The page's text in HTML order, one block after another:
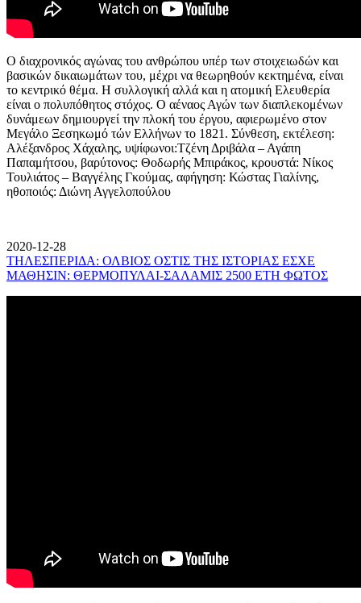
Ο διαχρονικός αγώνας του ανθρώπου υπέρ των στοιχειωδών και
βασικών δικαιωμάτων του, μέχρι να θεωρηθούν κεκτημένα, είναι
το κεντρικό θέμα. Η συλλογική αλλά και η ατομική Ελευθερία
είναι ο πολυπόθητος στόχος. Ο αέναος Αγών των διαπλεκομένων
δυνάμεων δημιουργεί την πλοκή του έργου, αφιερωμένο στον
Μεγάλο Ξεσηκωμό τών Ελλήνων το 1821. Σύνθεση, εκτέλεση:
Αλέξανδρος Χάχαλης, υψίφωνοι:Τζένη Δριβάλα – Αγάπη
Παπαμήτσου, βαρύτονος: Θοδωρής Μπιράκος, κρουστά: Νίκος
Τουλιάτος – Βαγγέλης Γκούμας, αφήγηση: Κώστας Γιαλίνης,
ηθοποιός: Διώνη Αγγελοπούλου
2020-12-28
ΤΗΛΕΣΠΕΡΙΔΑ: ΟΛΒΙΟΣ ΟΣΤΙΣ ΤΗΣ ΙΣΤΟΡΙΑΣ ΕΣΧΕ
ΜΑΘΗΣΙΝ: ΘΕΡΜΟΠΥΛΑΙ-ΣΑΛΑΜΙΣ 2500 ΕΤΗ ΦΩΤΟΣ